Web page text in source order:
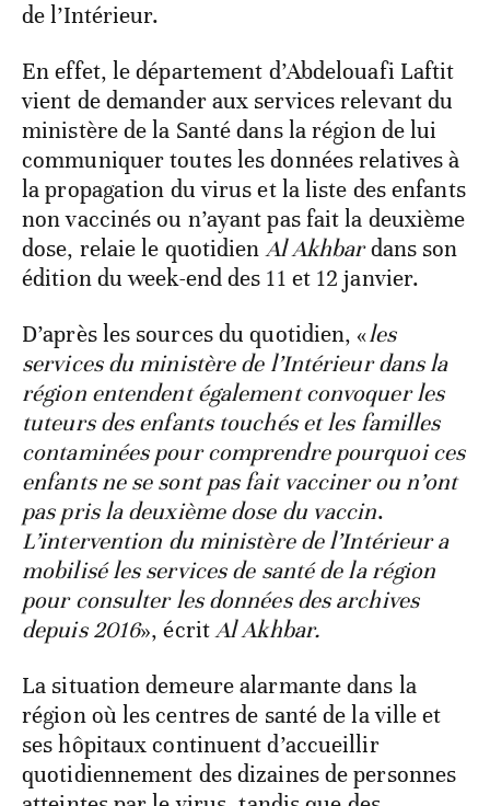
de l’Intérieur.
En effet, le département d’Abdelouafi Laftit
vient de demander aux services relevant du
ministère de la Santé dans la région de lui
communiquer toutes les données relatives à
la propagation du virus et la liste des enfants
non vaccinés ou n’ayant pas fait la deuxième
dose, relaie le quotidienAl Akhbardans son
édition du week-end des 11 et 12 janvier.
D’après les sources du quotidien, «les
services du ministère de l’Intérieur dans la
région entendent également convoquer les
tuteurs des enfants touchés et les familles
contaminées pour comprendre pourquoi ces
enfants ne se sont pas fait vacciner ou n’ont
pas pris la deuxième dose du vaccin.
L’intervention du ministère de l’Intérieur a
mobilisé les services de santé de la région
pour consulter les données des archives
depuis 2016», écritAl Akhbar.
La situation demeure alarmante dans la
région où les centres de santé de la ville et
ses hôpitaux continuent d’accueillir
quotidiennement des dizaines de personnes